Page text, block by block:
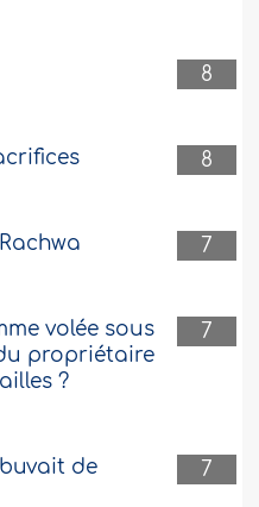
8
8
7
7
volée sous
propriétaire
?
7
de